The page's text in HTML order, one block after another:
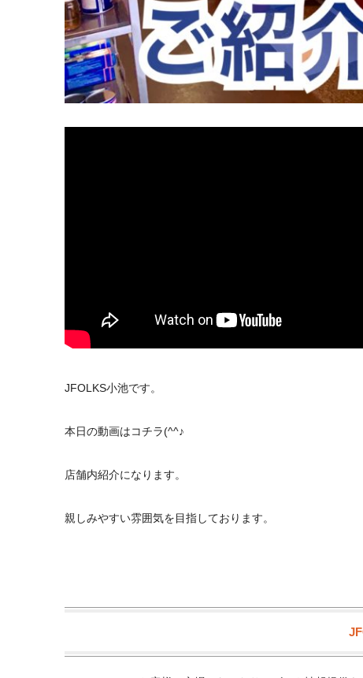
JFOLKS小池です。
本日の動画はコチラ(^^♪
店舗内紹介になります。
親しみやすい雰囲気を目指しております。